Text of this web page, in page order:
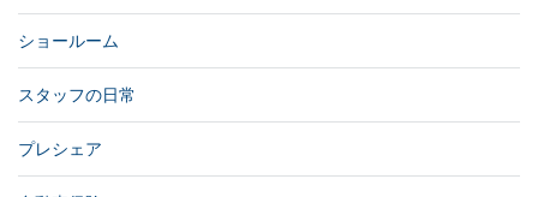
ショールーム
スタッフの日常
プレシェア